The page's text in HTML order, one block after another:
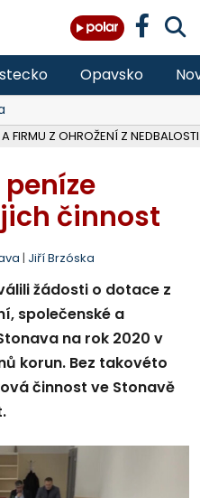
Opavsko
FIRMU Z OHROŽENÍ Z NEDBALOSTI
činnost
| Jiří Brzóska
žádosti o dotace z
společenské a
na rok 2020 v
korun. Bez takovéto
činnost ve Stonavě